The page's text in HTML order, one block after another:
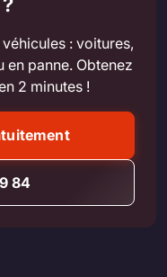
: voitures,
en panne. Obtenez
2 minutes !
84